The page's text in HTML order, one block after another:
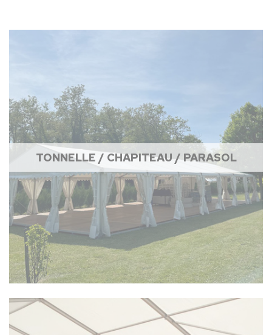
TONNELLE / CHAPITEAU / PARASOL